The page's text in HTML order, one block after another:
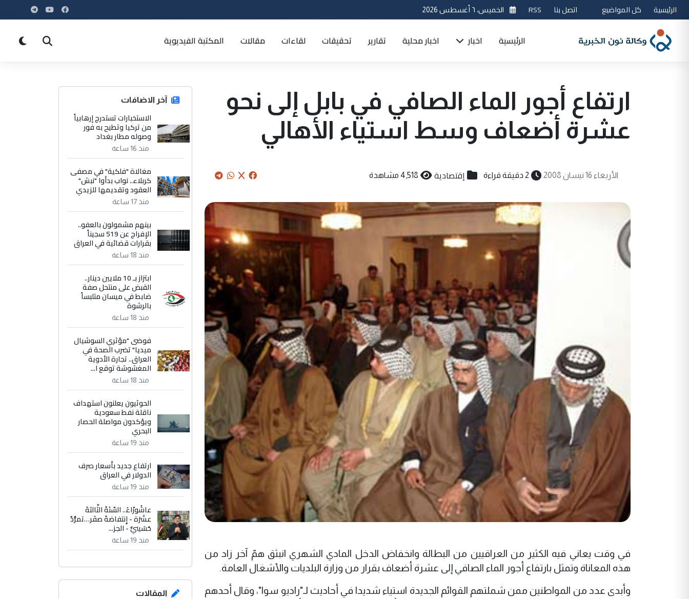
الرئيسية كل المواضيع اتصل بنا RSS الخميس، ٦ أغسطس 2026
الرئيسية اخبار اخبار محلية تقارير تحقيقات لقاءات مقالات المكتبة الفيديوية
ارتفاع أجور الماء الصافي في بابل إلى نحو
عشرة أضعاف وسط استياء الأهالي
الأربعاء 16 نيسان 2008 2 دقيقة قراءة إقتصادية 4,518 مشاهدة
في وقت يعاني فيه الكثير من العراقيين من البطالة وانخفاض الدخل المادي الشهري انبثق همّ آخر زاد من
هذه المعاناة وتمثل بارتفاع أجور الماء الصافي إلى عشرة أضعاف بقرار من وزارة البلديات والأشغال العامة.
وأبدى عدد من المواطنين ممن شملتهم القوائم الجديدة استياء شديدا في أحاديث لـ"راديو سوا"، وقال أحدهم
آخر الاضافات
الاستخبارات تستدرج إرهابياً
من تركيا وتطيح به فور
وصوله مطار بغداد
منذ 16 ساعة
مغالاة "فلكية" في مصفى
كربلاء.. نواب بدأوا "نبش"
العقود وتقديمها للزيدي
منذ 17 ساعة
بينهم مشمولون بالعفو..
الإفراج عن 519 سجيناً
بقرارات قضائية في العراق
منذ 18 ساعة
ابتزاز بـ 10 ملايين دينار..
القبض على منتحل صفة
ضابط في ميسان متلبساً
بالرشوة
منذ 18 ساعة
فوضى "مؤثري السوشيال
ميديا" تضرب الصحة في
العراق.. تجارة الأدوية
المغشوشة توقع ا...
منذ 18 ساعة
الحوثيون يعلنون استهداف
ناقلة نفط سعودية
ويؤكدون مواصلة الحصار
البحري
منذ 19 ساعة
ارتفاع جديد بأسعار صرف
الدولار في العراق
منذ 19 ساعة
عاشُورْاءُ.. السّنَةُ الثّالثةَ
عشَرَة - إِنتفاضةُ صفَر…تمرُّدٌ
حُسَينيٌّ - الجز...
منذ 19 ساعة
المقالات